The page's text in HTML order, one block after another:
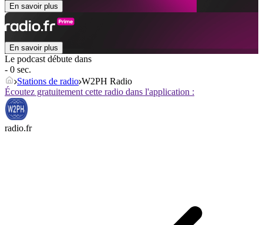
En savoir plus
En savoir plus
Le podcast débute dans
- 0 sec.
Stations de radio W2PH Radio
Écoutez gratuitement cette radio dans l'application :
radio.fr